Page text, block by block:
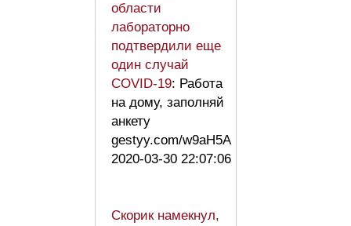
области
лабораторно
подтвердили еще
один случай
COVID-19: Работа
на дому, заполняй
анкету
gestyy.com/w9aH5A
2020-03-30 22:07:06
Скорик намекнул,